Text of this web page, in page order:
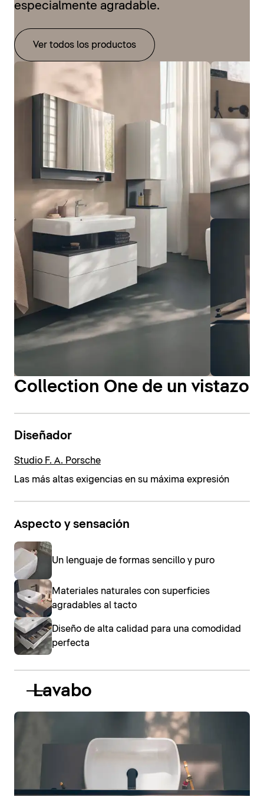
especialmente agradable.
Ver todos los productos
Collection One de un vistazo
Diseñador
Studio F. A. Porsche
Las más altas exigencias en su máxima expresión
Aspecto y sensación
Un lenguaje de formas sencillo y puro
Materiales naturales con superficies
agradables al tacto
Diseño de alta calidad para una comodidad
perfecta
Lavabo